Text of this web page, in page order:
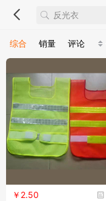
综合 销量 评论
￥2.50